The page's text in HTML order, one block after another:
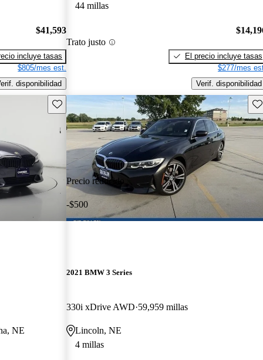
$41,593
incluye tasas
$805/mes est.
disponibilidad
44 millas
Trato justo
El precio incluye tasas
$277/mes
Verif. disponibilidad
Guarda este Aviso
NE
Precio reducido
-$500
2021 BMW 3 Series
330i xDrive AWD 59,959 millas
Lincoln, NE
4 millas